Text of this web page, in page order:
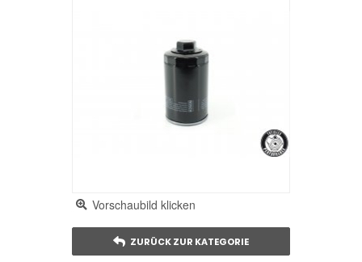
Vorschaubild klicken
ZURÜCK ZUR KATEGORIE